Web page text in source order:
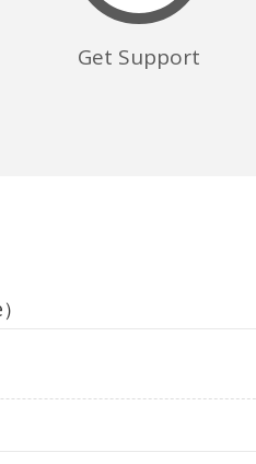
Get Support